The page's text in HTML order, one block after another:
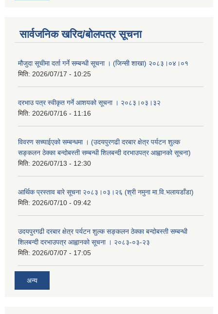
सार्वजनिक खरिद/बोलपत्र सूचना
मौजुदा सूचीमा दर्ता गर्ने सम्बन्धी सूचना । (जिन्सी शाखा) २०८३।०४।०१
मिति: 2026/07/17 - 10:25
दरभाउ पत्र स्वीकृत गर्ने आशयको सूचना । २०८३।०३।३२
मिति: 2026/07/16 - 11:16
विवरण सच्याईएको सम्बन्धमा । (उदयपुरगढी दरबार क्षेत्र पर्यटन शुल्क
सङ्कलन ठेक्का बन्दोबस्ती सम्बन्धी शिलबन्दी दरभाउपत्र आह्वानको सूचना)
मिति: 2026/07/13 - 12:30
आर्थिक प्रस्ताव बारे सूचना २०८३।०३।२६ (श्री नमुना मा.वि.भलायडाँडा)
मिति: 2026/07/10 - 09:42
उदयपुरगढी दरबार क्षेत्र पर्यटन शुल्क सङ्कलन ठेक्का बन्दोबस्ती सम्बन्धी
शिलबन्दी दरभाउपत्र आह्वानको सूचना । २०८३-०३-२३
मिति: 2026/07/07 - 17:05
अन्य